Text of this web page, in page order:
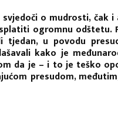
o mudrosti, čak
ogromnu odštetu.
u povodu
kako je
da je – i to je teško
presudom,